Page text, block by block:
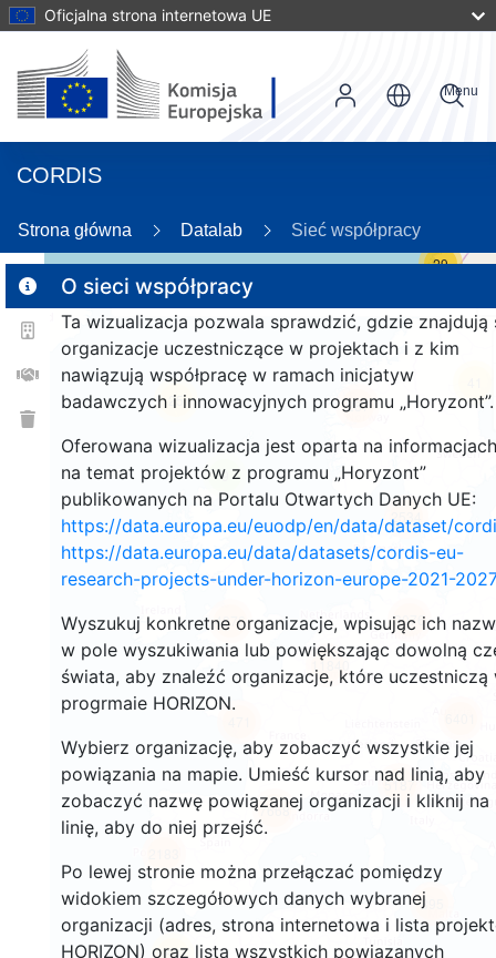
Oficjalna strona internetowa UE
CORDIS
Menu
Strona główna Datalab Sieć współpracy
O sieci współpracy
Ta wizualizacja pozwala sprawdzić, gdzie znajdują
organizacje uczestniczące w projektach i z kim
nawiązują współpracę w ramach inicjatyw
badawczych i innowacyjnych programu „Horyzont”.
Oferowana wizualizacja jest oparta na informacjach
na temat projektów z programu „Horyzont”
publikowanych na Portalu Otwartych Danych UE:
https://data.europa.eu/euodp/en/data/dataset/
https://data.europa.eu/data/datasets/cordis-eu-
research-projects-under-horizon-europe-2021-2027
Wyszukuj konkretne organizacje, wpisując ich
w pole wyszukiwania lub powiększając dowolną
świata, aby znaleźć organizacje, które uczestniczą
progrmaie HORIZON.
Wybierz organizację, aby zobaczyć wszystkie jej
powiązania na mapie. Umieść kursor nad linią, aby
zobaczyć nazwę powiązanej organizacji i kliknij na
linię, aby do niej przejść.
Po lewej stronie można przełączać pomiędzy
widokiem szczegółowych danych wybranej
organizacji (adres, strona internetowa i lista
HORIZON) oraz listą wszystkich powiązanych
25
59
9
287
29
2534
395
5187
4876
7668
3076
11840